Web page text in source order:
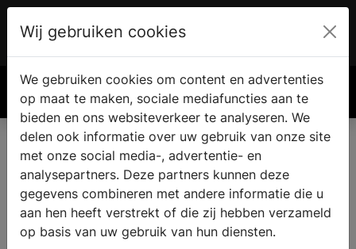
€ 0.00
Een haard of kachel kopen in
Hoge Hexel
Wij gebruiken cookies
We gebruiken cookies om content en advertenties
op maat te maken, sociale mediafuncties aan te
bieden en ons websiteverkeer te analyseren. We
delen ook informatie over uw gebruik van onze site
met onze social media-, advertentie- en
analysepartners. Deze partners kunnen deze
gegevens combineren met andere informatie die u
aan hen heeft verstrekt of die zij hebben verzameld
op basis van uw gebruik van hun diensten.